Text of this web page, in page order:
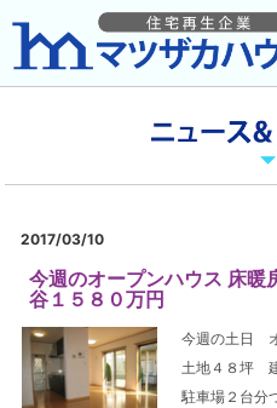
2017/03/10
今週のオープンハウス 床
谷１５８０万円
今週の土日
土地４８坪
駐車場２台分